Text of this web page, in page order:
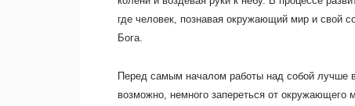
где человек, познавая окружающий мир и свой
Бога.
Перед самым началом работы над собой лучше
возможно, немного запереться от